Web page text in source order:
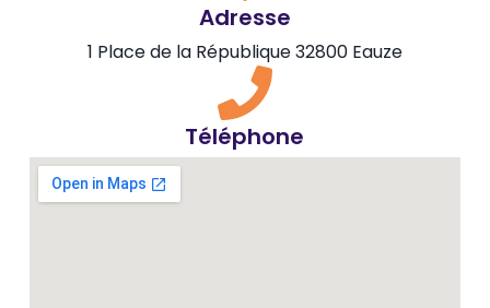
Adresse
1 Place de la République 32800 Eauze
Téléphone